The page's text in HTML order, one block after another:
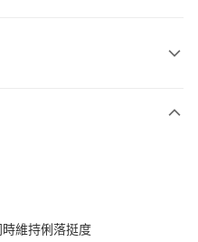
彰化商業銀行
維持俐落挺度